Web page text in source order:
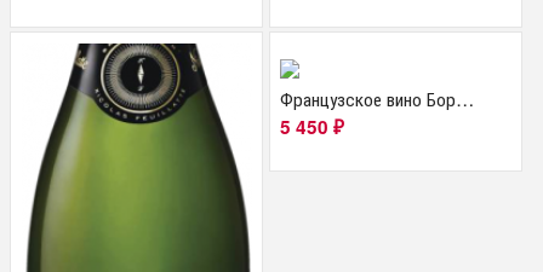
Французское вино Бордо...
5 450₽